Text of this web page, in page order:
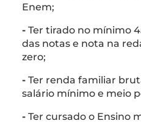
Enem;
- Ter tirado no mínimo
das notas e nota na
zero;
- Ter renda familiar
salário mínimo e meio
- Ter cursado o Ensino